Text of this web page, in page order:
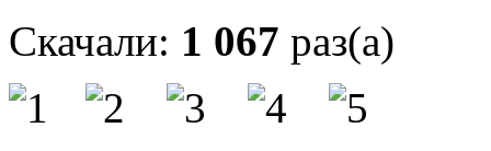
Скачали: 1 067 раз(а)